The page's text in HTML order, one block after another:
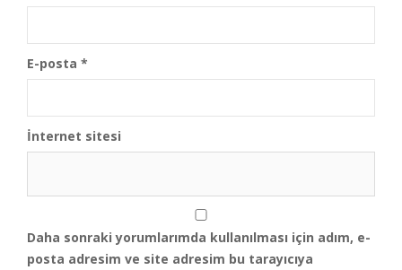
E-posta *
İnternet sitesi
Daha sonraki yorumlarımda kullanılması için adım, e-
posta adresim ve site adresim bu tarayıcıya